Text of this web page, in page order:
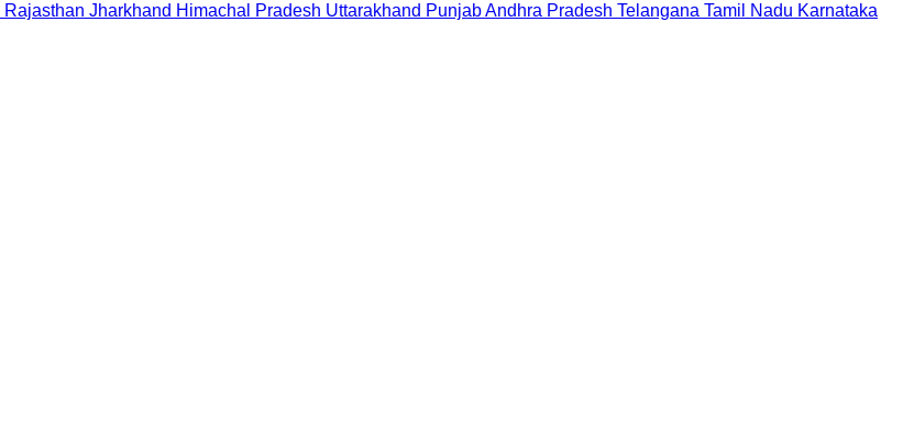
Rajasthan Jharkhand Himachal Pradesh Uttarakhand PunjabAndhra Pradesh Telangana Tamil Nadu Karnataka